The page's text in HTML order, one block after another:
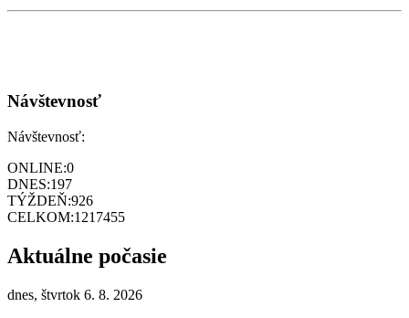
Návštevnosť
Návštevnosť:
ONLINE:0
DNES:197
TÝŽDEŇ:926
CELKOM:1217455
Aktuálne počasie
dnes, štvrtok 6. 8. 2026